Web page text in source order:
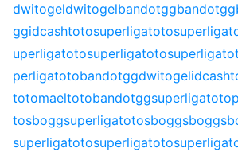
dwitogeldwitogelbandotggbandotgg
ggidcashtotosuperligatoto
uperligatotosuperligatoto
perligatotobandotggdwitogel
totomaeltotobandotggsuperligatoto
tosboggsuperligatotosboggsbogg
superligatotosuperligatoto